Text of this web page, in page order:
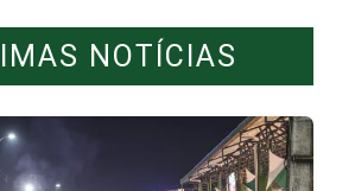
NOTÍCIAS